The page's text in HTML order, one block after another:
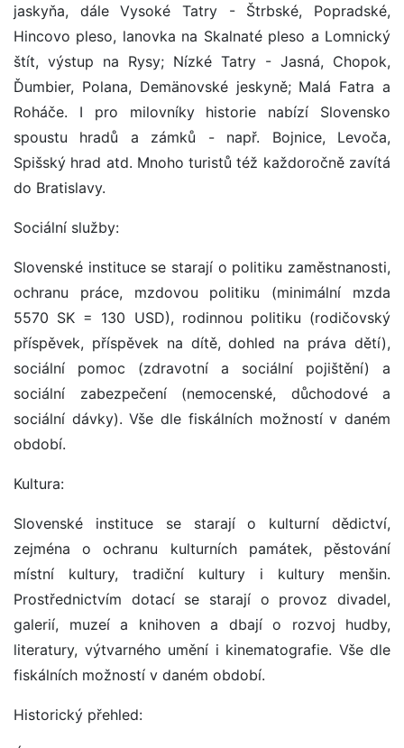
jaskyňa, dále Vysoké Tatry - Štrbské, Popradské,
Hincovo pleso, lanovka na Skalnaté pleso a Lomnický
štít, výstup na Rysy; Nízké Tatry - Jasná, Chopok,
Ďumbier, Polana, Demänovské jeskyně; Malá Fatra a
Roháče. I pro milovníky historie nabízí Slovensko
spoustu hradů a zámků - např. Bojnice, Levoča,
Spišský hrad atd. Mnoho turistů též každoročně zavítá
do Bratislavy.
Sociální služby:
Slovenské instituce se starají o politiku zaměstnanosti,
ochranu práce, mzdovou politiku (minimální mzda
5570 SK = 130 USD), rodinnou politiku (rodičovský
příspěvek, příspěvek na dítě, dohled na práva dětí),
sociální pomoc (zdravotní a sociální pojištění) a
sociální zabezpečení (nemocenské, důchodové a
sociální dávky). Vše dle fiskálních možností v daném
období.
Kultura:
Slovenské instituce se starají o kulturní dědictví,
zejména o ochranu kulturních památek, pěstování
místní kultury, tradiční kultury i kultury menšin.
Prostřednictvím dotací se starají o provoz divadel,
galerií, muzeí a knihoven a dbají o rozvoj hudby,
literatury, výtvarného umění i kinematografie. Vše dle
fiskálních možností v daném období.
Historický přehled: